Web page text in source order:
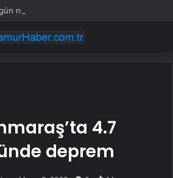
neden yükseliyor?
4.7
deprem